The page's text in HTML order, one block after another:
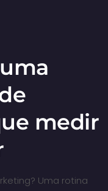
medir
Uma rotina